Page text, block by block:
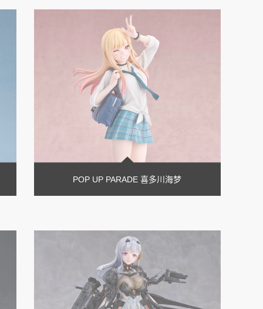
POP UP PARADE 喜多川海梦